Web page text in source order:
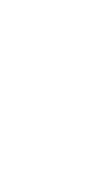
игра Hobby